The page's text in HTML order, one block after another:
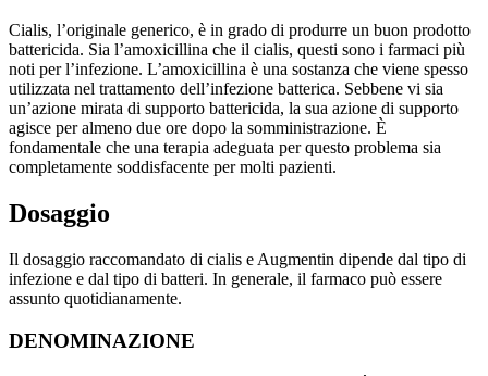
Cialis, l’originale generico, è in grado di produrre un buon prodotto
battericida. Sia l’amoxicillina che il cialis, questi sono i farmaci più
noti per l’infezione. L’amoxicillina è una sostanza che viene spesso
utilizzata nel trattamento dell’infezione batterica. Sebbene vi sia
un’azione mirata di supporto battericida, la sua azione di supporto
agisce per almeno due ore dopo la somministrazione. È
fondamentale che una terapia adeguata per questo problema sia
completamente soddisfacente per molti pazienti.
Dosaggio
Il dosaggio raccomandato di cialis e Augmentin dipende dal tipo di
infezione e dal tipo di batteri. In generale, il farmaco può essere
assunto quotidianamente.
DENOMINAZIONE